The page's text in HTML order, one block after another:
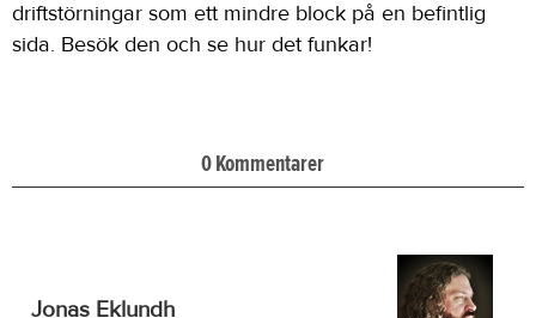
driftstörningar som ett mindre block på en befintlig
sida. Besök den och se hur det funkar!
0 Kommentarer
Jonas Eklundh